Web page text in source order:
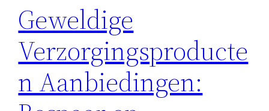
Geweldige
Verzorgingsproducte
n Aanbiedingen: